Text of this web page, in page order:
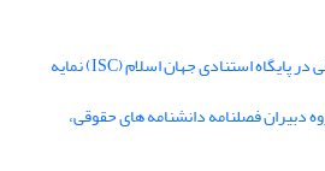
فصلنامه دانشنامه های حقوقی در پایگاه استنادی جهان اسلام (ISC) نمایه
دبیران فصلنامه دانشنامه های حقوقی،